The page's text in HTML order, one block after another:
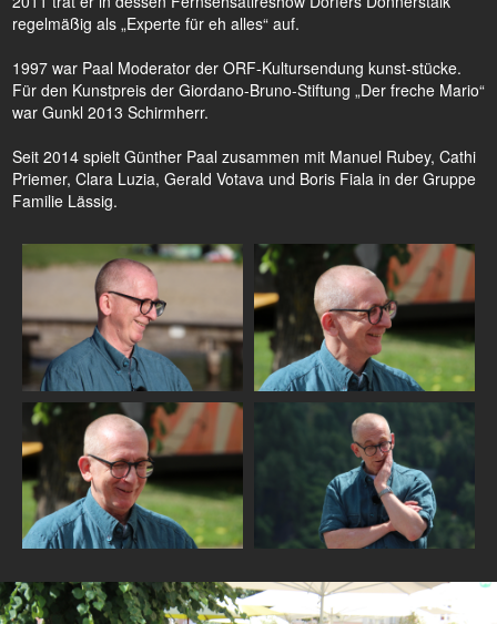
regelmäßig als „Experte für eh alles“ auf.
1997 war Paal Moderator der ORF-Kultursendung kunst-stücke.
Für den Kunstpreis der Giordano-Bruno-Stiftung „Der freche Mario“
war Gunkl 2013 Schirmherr.
Seit 2014 spielt Günther Paal zusammen mit Manuel Rubey, Cathi
Priemer, Clara Luzia, Gerald Votava und Boris Fiala in der Gruppe
Familie Lässig.